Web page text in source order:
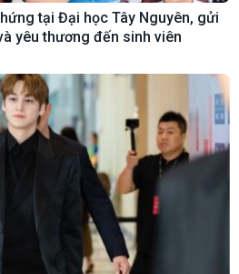
tại Đại học Tây Nguyên, gửi
yêu thương đến sinh viên